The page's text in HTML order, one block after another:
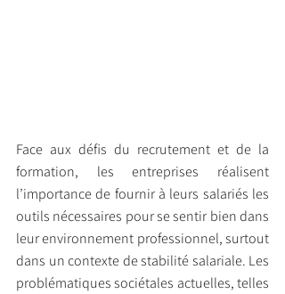
Face aux défis du recrutement et de la
formation, les entreprises réalisent
l’importance de fournir à leurs salariés les
outils nécessaires pour se sentir bien dans
leur environnement professionnel, surtout
dans un contexte de stabilité salariale. Les
problématiques sociétales actuelles, telles